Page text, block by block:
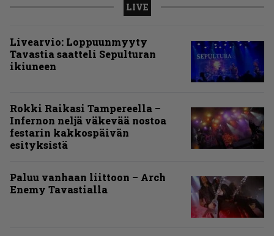
LIVE
Livearvio: Loppuunmyyty
Tavastia saatteli Sepulturan
ikiuneen
Rokki Raikasi Tampereella –
Infernon neljä väkevää nostoa
festarin kakkospäivän
esityksistä
Paluu vanhaan liittoon – Arch
Enemy Tavastialla